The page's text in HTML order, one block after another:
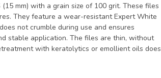
(15 mm) with a grain size of 100 grit. These files
They feature a wear-resistant Expert White
not crumble during use and ensures
stable application. The files are thin, without
with keratolytics or emollient oils does